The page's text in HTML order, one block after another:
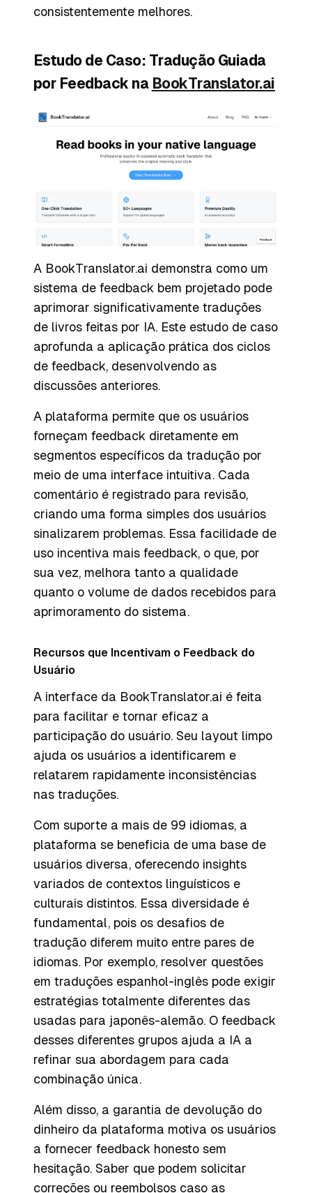
consistentemente melhores.
Estudo de Caso: Tradução Guiada
por Feedback na BookTranslator.ai
A BookTranslator.ai demonstra como um
sistema de feedback bem projetado pode
aprimorar significativamente traduções
de livros feitas por IA. Este estudo de caso
aprofunda a aplicação prática dos ciclos
de feedback, desenvolvendo as
discussões anteriores.
A plataforma permite que os usuários
forneçam feedback diretamente em
segmentos específicos da tradução por
meio de uma interface intuitiva. Cada
comentário é registrado para revisão,
criando uma forma simples dos usuários
sinalizarem problemas. Essa facilidade de
uso incentiva mais feedback, o que, por
sua vez, melhora tanto a qualidade
quanto o volume de dados recebidos para
aprimoramento do sistema.
Recursos que Incentivam o Feedback do
Usuário
A interface da BookTranslator.ai é feita
para facilitar e tornar eficaz a
participação do usuário. Seu layout limpo
ajuda os usuários a identificarem e
relatarem rapidamente inconsistências
nas traduções.
Com suporte a mais de 99 idiomas, a
plataforma se beneficia de uma base de
usuários diversa, oferecendo insights
variados de contextos linguísticos e
culturais distintos. Essa diversidade é
fundamental, pois os desafios de
tradução diferem muito entre pares de
idiomas. Por exemplo, resolver questões
em traduções espanhol-inglês pode exigir
estratégias totalmente diferentes das
usadas para japonês-alemão. O feedback
desses diferentes grupos ajuda a IA a
refinar sua abordagem para cada
combinação única.
Além disso, a garantia de devolução do
dinheiro da plataforma motiva os usuários
a fornecer feedback honesto sem
hesitação. Saber que podem solicitar
correções ou reembolsos caso as